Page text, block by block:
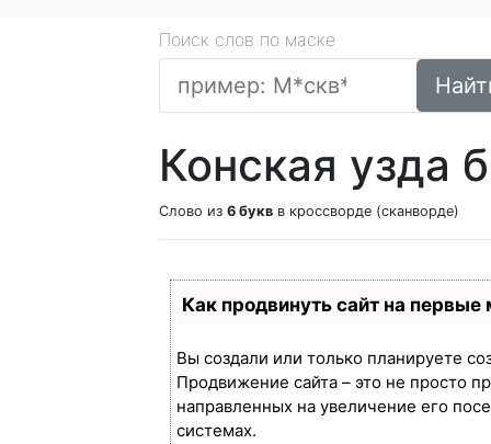
Поиск слов по маске
Конская узда
Слово из 6 букв в кроссворде (сканворде)
Как продвинуть сайт на первые
Вы создали или только планируете
Продвижение сайта – это не просто
направленных на увеличение его
системах.